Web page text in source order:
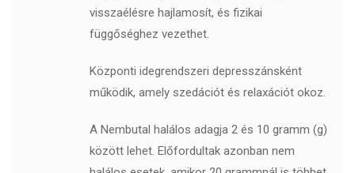
visszaélésre hajlamosít, és fizikai
függőséghez vezethet.
Központi idegrendszeri depresszánsként
működik, amely szedációt és relaxációt okoz.
A Nembutal halálos adagja 2 és 10 gramm (g)
között lehet. Előfordultak azonban nem